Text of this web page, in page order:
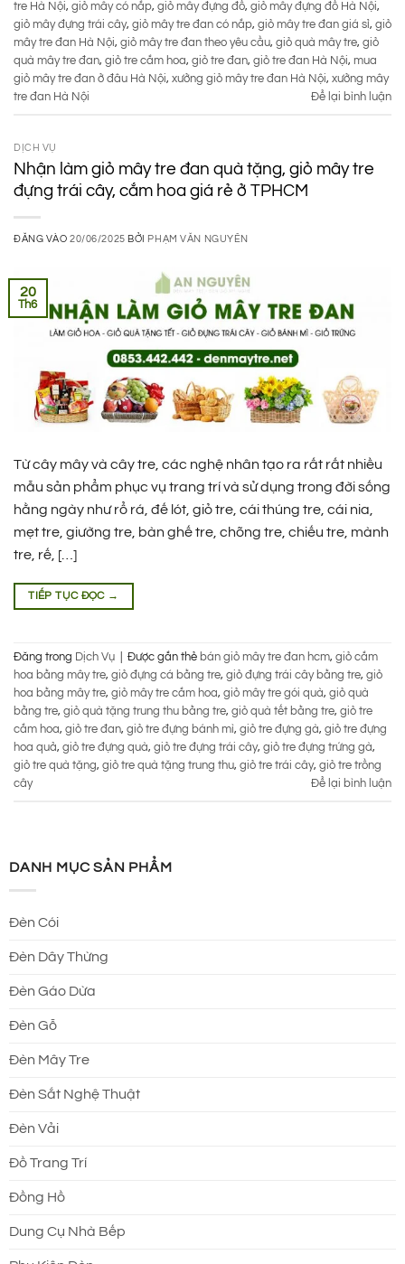
tre Hà Nội, giỏ mây có nắp, giỏ mây đựng đồ, giỏ mây đựng đồ Hà Nội,
giỏ mây đựng trái cây, giỏ mây tre đan có nắp, giỏ mây tre đan giá sỉ, giỏ
mây tre đan Hà Nội, giỏ mây tre đan theo yêu cầu, giỏ quà mây tre, giỏ
quà mây tre đan, giỏ tre cắm hoa, giỏ tre đan, giỏ tre đan Hà Nội, mua
giỏ mây tre đan ở đâu Hà Nội, xưởng giỏ mây tre đan Hà Nội, xưởng mây
tre đan Hà Nội
Để lại bình luận
DỊCH VỤ
Nhận làm giỏ mây tre đan quà tặng, giỏ mây tre
đựng trái cây, cắm hoa giá rẻ ở TPHCM
ĐĂNG VÀO20/06/2025 BỞI PHẠM VĂN NGUYÊN
20
Th6
Từ cây mây và cây tre, các nghệ nhân tạo ra rất rất nhiều
mẫu sản phẩm phục vụ trang trí và sử dụng trong đời sống
hằng ngày như rổ rá, đế lót, giỏ tre, cái thúng tre, cái nia,
mẹt tre, giường tre, bàn ghế tre, chõng tre, chiếu tre, mành
tre, rế, […]
TIẾP TỤC ĐỌC →
Đăng trong Dịch Vụ Được gắn thẻ bán giỏ mây tre đan hcm, giỏ cắm
hoa bằng mây tre, giỏ đựng cá bằng tre, giỏ đựng trái cây bằng tre, giỏ
hoa bằng mây tre, giỏ mây tre cắm hoa, giỏ mây tre gói quà, giỏ quà
bằng tre, giỏ quà tặng trung thu bằng tre, giỏ quà tết bằng tre, giỏ tre
cắm hoa, giỏ tre đan, giỏ tre đựng bánh mì, giỏ tre đựng gà, giỏ tre đựng
hoa quả, giỏ tre đựng quà, giỏ tre đựng trái cây, giỏ tre đựng trứng gà,
giỏ tre quà tặng, giỏ tre quà tặng trung thu, giỏ tre trái cây, giỏ tre trồng
cây
Để lại bình luận
DANH MỤC SẢN PHẨM
Đèn Cói
Đèn Dây Thừng
Đèn Gáo Dừa
Đèn Gỗ
Đèn Mây Tre
Đèn Sắt Nghệ Thuật
Đèn Vải
Đồ Trang Trí
Đồng Hồ
Dung Cụ Nhà Bếp